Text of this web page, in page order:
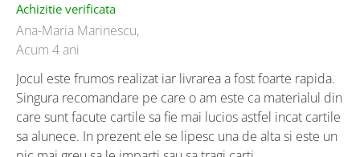
Achizitie verificata
Ana-Maria Marinescu,
Acum 4 ani
Jocul este frumos realizat iar livrarea a fost foarte rapida.
Singura recomandare pe care o am este ca materialul din
care sunt facute cartile sa fie mai lucios astfel incat cartile
sa alunece. In prezent ele se lipesc una de alta si este un